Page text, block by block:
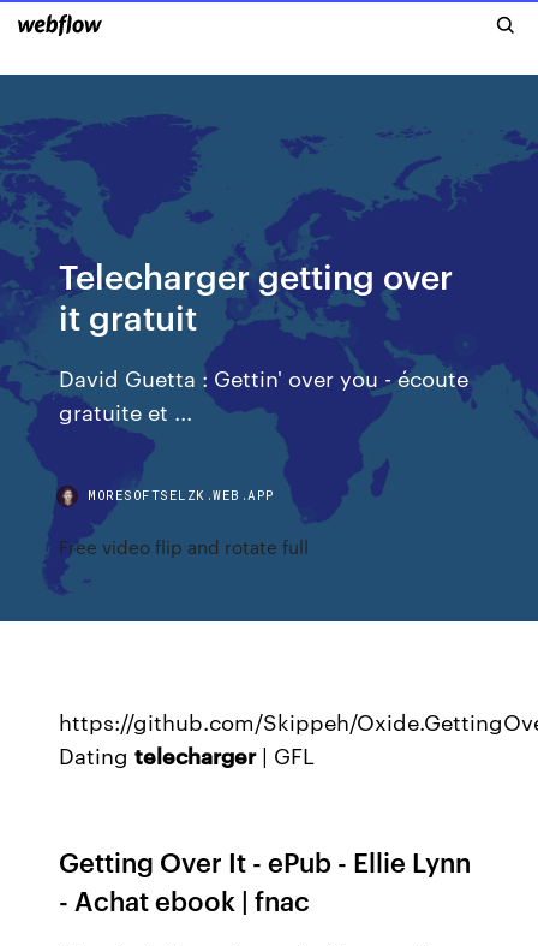
Telecharger getting over
it gratuit
David Guetta : Gettin' over you - écoute
gratuite et ...
MORESOFTSELZK.WEB.APP
Free video flip and rotate full
https://github.com/Skippeh/
Datingtelecharger| GFL
Getting Over It - ePub - Ellie Lynn
- Achat ebook | fnac